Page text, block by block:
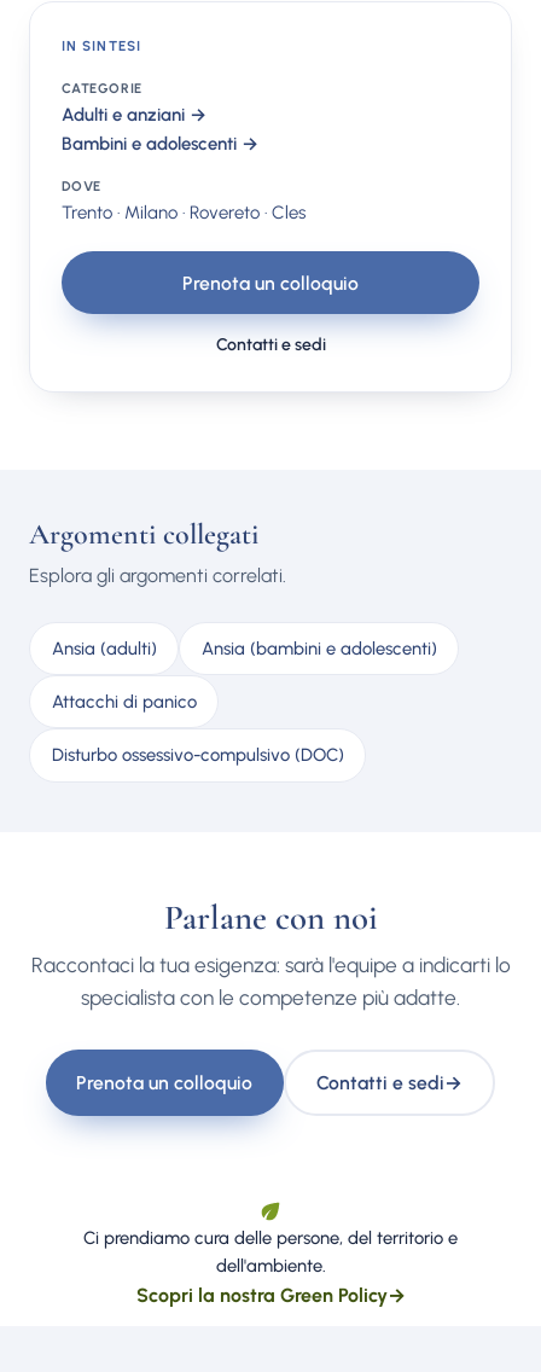
IN SINTESI
CATEGORIE
Adulti e anziani →
Bambini e adolescenti →
DOVE
Trento · Milano · Rovereto · Cles
Prenota un colloquio
Contatti e sedi
Argomenti collegati
Esplora gli argomenti correlati.
Ansia (adulti) Ansia (bambini e adolescenti)
Attacchi di panico
Disturbo ossessivo-compulsivo (DOC)
Parlane con noi
Raccontaci la tua esigenza: sarà l'equipe a indicarti lo
specialista con le competenze più adatte.
Prenota un colloquio Contatti e sedi→
Ci prendiamo cura delle persone, del territorio e
dell'ambiente.
Scopri la nostra Green Policy→